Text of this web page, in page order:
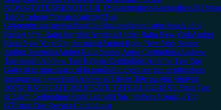
NEWS#TATEARENOTGUILTY#tatebrothers#tatebrothers2023
Tate Academy#thetateacademy#Top
G#topg#tristantate#uk#un#unitedstatesofamerica#us#usaAndrei
RatiuAndrei Ratiu Jurnalist AmericaAndrei Ratiu New YorkAndrei
Ratiu New York City JournalistAndrei Rațiu New York Senior
Author JournalistAndrei Ratiu Senior Autor CertitudineaAndrew
Tate noutatiAndrew Tate Revista CertitudineaAndrew Tate Top
Garticol in romanaarticol în românăbrothers are innocentbrothers
international newsFratii Andew si Tristan Tate nu sunt vinovati
100%FRATII TATE 2023FRATII TATE BUCURESTIFrații Tate
in Ziarul CertitudineaFrații Tate stiriTate brothers RomaniaTop
GTristan Tate Revista Certitudinea